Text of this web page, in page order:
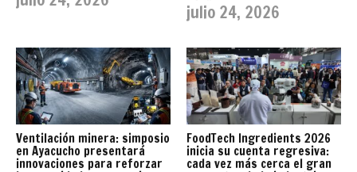
julio 24, 2026
Ventilación minera: simposio
en Ayacucho presentará
innovaciones para reforzar
FoodTech Ingredients 2026
inicia su cuenta regresiva:
cada vez más cerca el gran